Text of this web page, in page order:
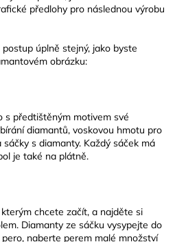
předlohy pro následnou výrobu
úplně stejný, jako byste
obrázku:
s předtištěným motivem své
diamantů, voskovou hmotu pro
s diamanty. Každý sáček má
je také na plátně.
chcete začít, a najděte si
Diamanty ze sáčku vysypejte do
naberte perem malé množství